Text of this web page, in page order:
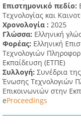
Επιστημονικό πεδίο:
Τεχνολογίας και
Χρονολογία : 2025
Γλώσσα: Ελληνική
Φορέας: Ελληνική
Τεχνολογιών
Εκπαίδευση (ΕΤΠΕ)
Συλλογή: Συνέδρια
Ένωσης Τεχνολογιών
Επικοινωνιών στην
eProceedings